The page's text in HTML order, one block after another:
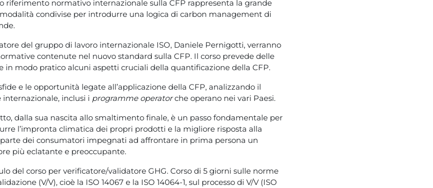
riferimento normativo internazionale sulla CFP rappresenta la grande
condivise per introdurre una logica di carbon management di
del gruppo di lavoro internazionale ISO, Daniele Pernigotti, verranno
contenute nel nuovo standard sulla CFP. Il corso prevede delle
in modo pratico alcuni aspetti cruciali della quantificazione della CFP.
e le opportunità legate all’applicazione della CFP, analizzando il
internazionale, inclusi i programme operatorche operano nei vari Paesi.
dalla sua nascita allo smaltimento finale, è un passo fondamentale per
l’impronta climatica dei propri prodotti e la migliore risposta alla
dei consumatori impegnati ad affrontare in prima persona un
più eclatante e preoccupante.
del corso per verificatore/validatore GHG. Corso di 5 giorni sulle norme
(V/V), cioè la ISO 14067 e la ISO 14064-1, sul processo di V/V (ISO